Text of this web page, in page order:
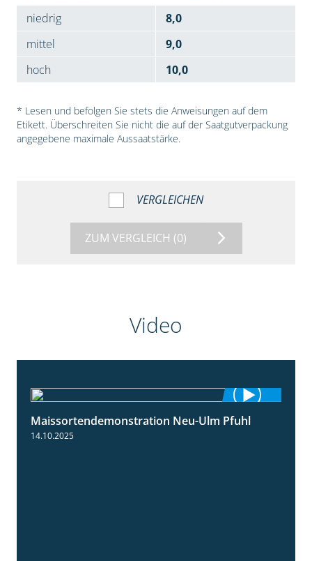
niedrig
8,0
mittel
9,0
hoch
10,0
* Lesen und befolgen Sie stets die Anweisungen auf dem
Etikett. Überschreiten Sie nicht die auf der Saatgutverpackung
angegebene maximale Aussaatstärke.
VERGLEICHEN
ZUM VERGLEICH (0)
Video
7:10
Maissortendemonstration Neu-Ulm Pfuhl
14.10.2025